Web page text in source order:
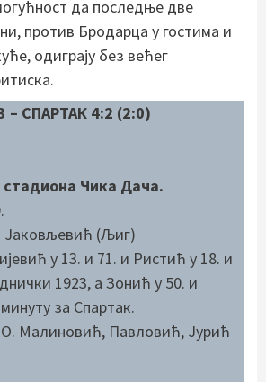
да последње две
против Бродарца у гостима и
одиграју без већег
СПАРТАК 4:2 (2:0)
Чика Дача.
(Љиг)
у 13. и 71. и Ристић у 18. и
1923, а Зонић у 50. и
за Спартак.
О. Малиновић, Павловић, Јурић